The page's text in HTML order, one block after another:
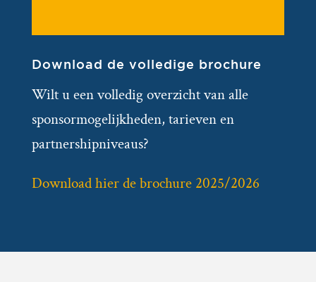
Download de volledige brochure
Wilt u een volledig overzicht van alle
sponsormogelijkheden, tarieven en
partnershipniveaus?
Download hier de brochure 2025/2026